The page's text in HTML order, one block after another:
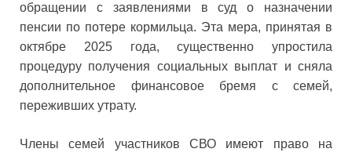
обращении с заявлениями в суд о назначении
пенсии по потере кормильца. Эта мера, принятая в
октябре 2025 года, существенно упростила
процедуру получения социальных выплат и сняла
дополнительное финансовое бремя с семей,
переживших утрату.
Члены семей участников СВО имеют право на